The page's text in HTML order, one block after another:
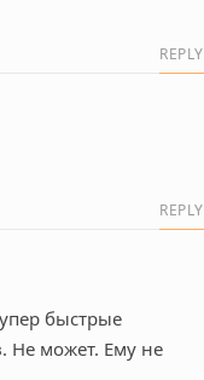
REPLY
REPLY
быстрые
Не может. Ему не